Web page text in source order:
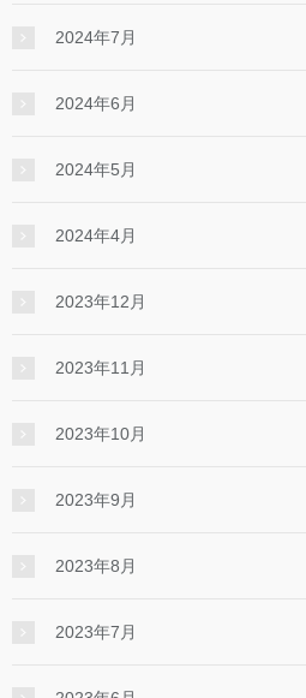
2024年7月
2024年6月
2024年5月
2024年4月
2023年12月
2023年11月
2023年10月
2023年9月
2023年8月
2023年7月